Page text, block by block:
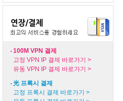
100M VPN 결제
고정 VPN IP 결제 바로가기 >
유동 VPN IP 결제 바로가기 >
光 프록시 결제
고정 프록시 결제 바로가기 >